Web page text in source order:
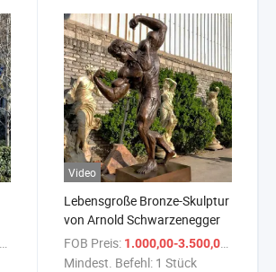
Video
Lebensgroße Bronze-Skulptur
von Arnold Schwarzenegger
FOB Preis: 1.000,00-3.500,00 $
Mindest. Befehl: 1 Stück